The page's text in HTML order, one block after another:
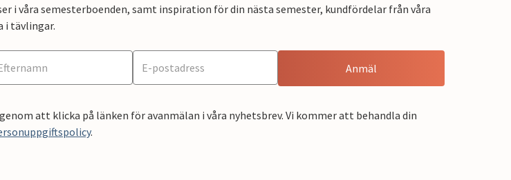
i våra semesterboenden, samt inspiration för din nästa semester, kundfördelar från våra
i tävlingar.
Anmäl
att klicka på länken för avanmälan i våra nyhetsbrev. Vi kommer att behandla din
.